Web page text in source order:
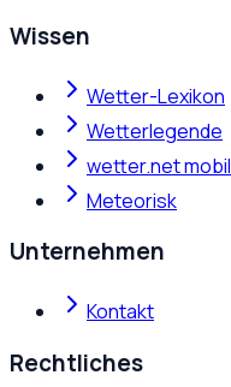
Wissen
Wetter-Lexikon
Wetterlegende
wetter.net mobil
Meteorisk
Unternehmen
Kontakt
Rechtliches